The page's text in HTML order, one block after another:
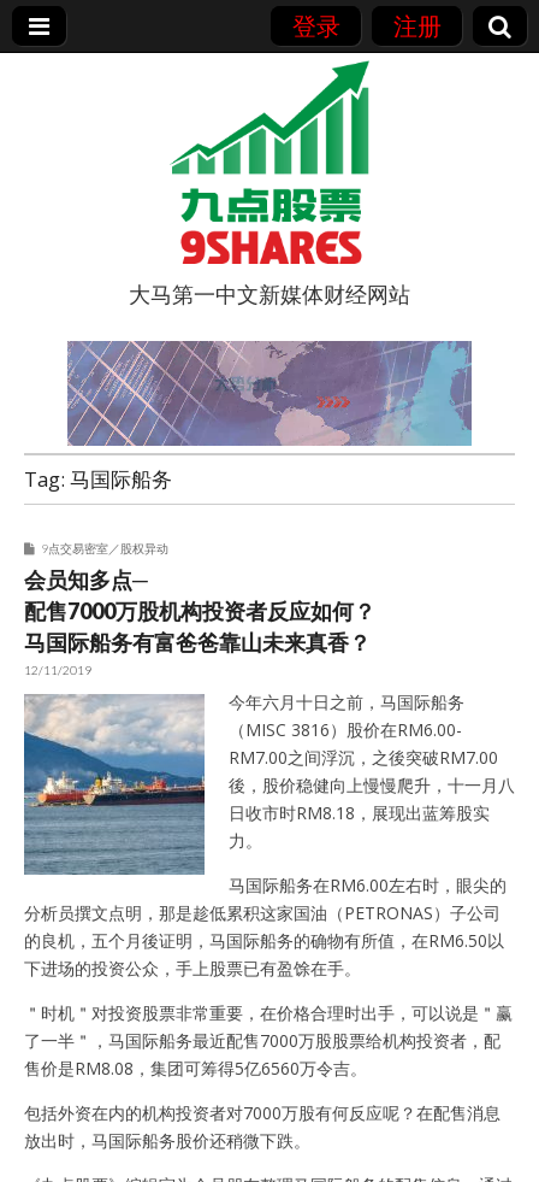
登录 注册
9点股票
大马第一中文新媒体财经网站
Tag: 马国际船务
9点交易密室／股权异动
会员知多点─
配售7000万股机构投资者反应如何？
马国际船务有富爸爸靠山未来真香？
12/11/2019
今年六月十日之前，马国际船务
（MISC 3816）股价在RM6.00-
RM7.00之间浮沉，之後突破RM7.00
後，股价稳健向上慢慢爬升，十一月八
日收市时RM8.18，展现出蓝筹股实
力。
马国际船务在RM6.00左右时，眼尖的
分析员撰文点明，那是趁低累积这家国油（PETRONAS）子公司
的良机，五个月後证明，马国际船务的确物有所值，在RM6.50以
下进场的投资公众，手上股票已有盈馀在手。
＂时机＂对投资股票非常重要，在价格合理时出手，可以说是＂赢
了一半＂，马国际船务最近配售7000万股股票给机构投资者，配
售价是RM8.08，集团可筹得5亿6560万令吉。
包括外资在内的机构投资者对7000万股有何反应呢？在配售消息
放出时，马国际船务股价还稍微下跌。